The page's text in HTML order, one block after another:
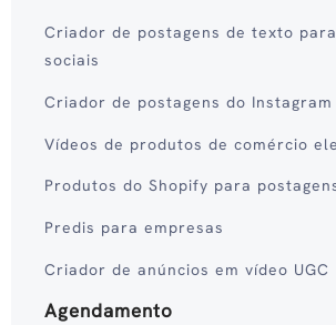
Criador de postagens de texto
sociais
Criador de postagens do Instagram
Vídeos de produtos de comércio
Produtos do Shopify para
Predis para empresas
Criador de anúncios em vídeo UGC
Agendamento